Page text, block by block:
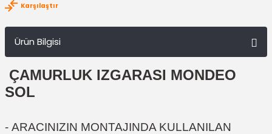
Karşılaştır
Ürün Bilgisi
ÇAMURLUK IZGARASI MONDEO
SOL
- ARACINIZIN MONTAJINDA KULLANILAN